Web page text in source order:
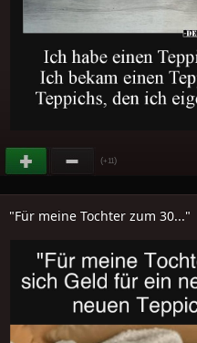
(+11)
"Für meine Tochter zum 30..."